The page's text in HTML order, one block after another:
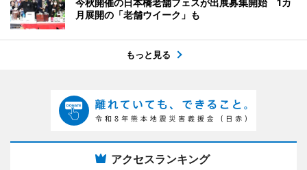
今秋開催の日本橋老舗フェスが出展募集開始 1カ
月展開の「老舗ウイーク」も
もっと見る
アクセスランキング